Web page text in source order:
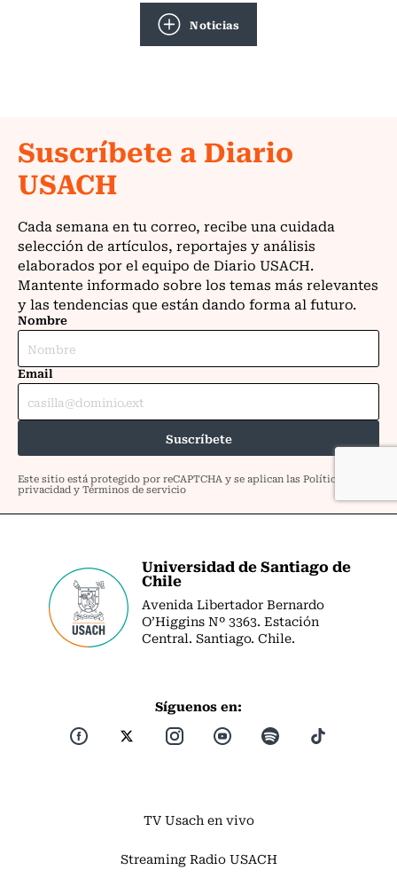
Noticias
Universidad de Santiago de
Chile
Avenida Libertador Bernardo
O’Higgins Nº 3363. Estación
Central. Santiago. Chile.
Síguenos en:
TV Usach en vivo
Streaming Radio USACH